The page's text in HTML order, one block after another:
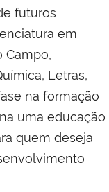
futuros
em
Campo,
Letras,
na formação
uma educação
quem deseja